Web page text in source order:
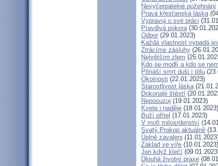
Nevyčerpatelné požehnání
Pravá křesťanská láska
Vypravuj o své práci
Pravdivá pokora
Odpor (29.01.2023)
Každá vlastnost vypadá
Ztrácíme zásluhy
Největším zlem
Kdo se modlí a kdo se
Přináší smrt duši i tělu
Okolnosti (22.01.2023)
Starostlivost láska
Dokonalé štěstí
Neposuzuj (19.01.2023)
Kvete i naděje (18.01.2023)
Boží přítel (17.01.2023)
V moři milosrdenství
Svatý Prokop aktuálně
Úplně zavaleni
Základ ve víře (10.01.2023)
Jen když klečí
Dlouhá životní praxe